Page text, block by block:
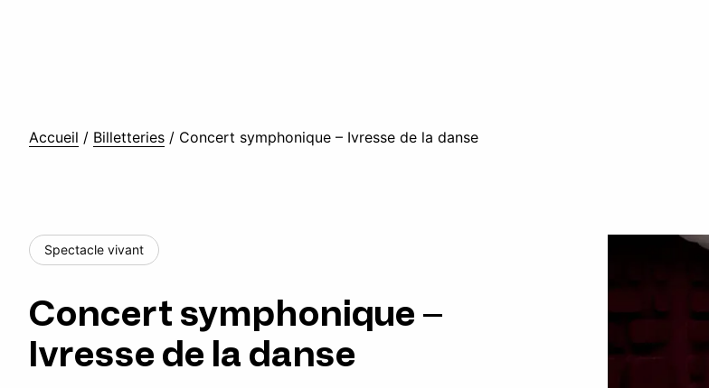
Accueil / Billetteries / Concert symphonique – Ivresse de la danse
Spectacle vivant
Concert symphonique –
Ivresse de la danse